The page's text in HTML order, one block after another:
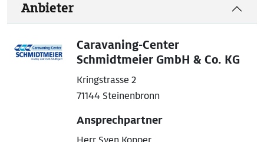
Anbieter
Caravaning-Center
Schmidtmeier GmbH & Co. KG
Kringstrasse 2
71144 Steinenbronn
Ansprechpartner